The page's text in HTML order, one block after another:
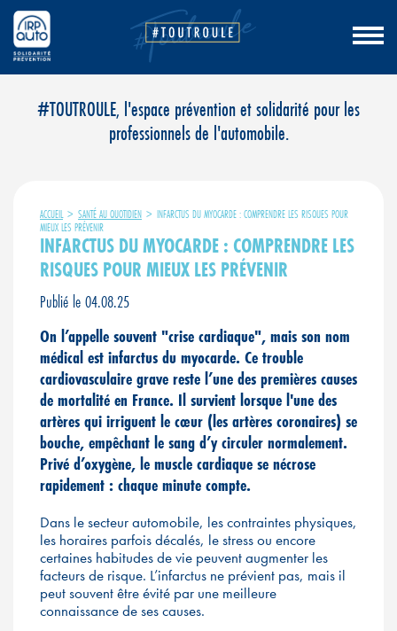
#TOUTROULE, l'espace prévention et solidarité pour les
professionnels de l'automobile.
ACCUEIL > SANTÉ AU QUOTIDIEN > INFARCTUS DU MYOCARDE : COMPRENDRE LES RISQUES POUR
MIEUX LES PRÉVENIR
INFARCTUS DU MYOCARDE : COMPRENDRE LES
RISQUES POUR MIEUX LES PRÉVENIR
Publié le 04.08.25
On l’appelle souvent "crise cardiaque", mais son nom
médical est infarctus du myocarde. Ce trouble
cardiovasculaire grave reste l’une des premières causes
de mortalité en France. Il survient lorsque l'une des
artères qui irriguent le cœur (les artères coronaires) se
bouche, empêchant le sang d’y circuler normalement.
Privé d’oxygène, le muscle cardiaque se nécrose
rapidement : chaque minute compte.
Dans le secteur automobile, les contraintes physiques,
les horaires parfois décalés, le stress ou encore
certaines habitudes de vie peuvent augmenter les
facteurs de risque. L’infarctus ne prévient pas, mais il
peut souvent être évité par une meilleure
connaissance de ses causes.